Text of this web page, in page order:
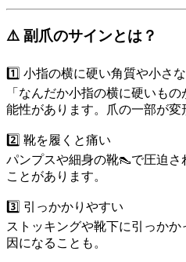
⚠️ 副爪のサインとは？
1️⃣ 小指の横に硬い角質や小さ
「なんだか小指の横に硬いも
能性があります。爪の一部が変
2️⃣ 靴を履くと痛い
パンプスや細身の靴👠で圧迫さ
ことがあります。
3️⃣ 引っかかりやすい
ストッキングや靴下に引っか
因になることも。